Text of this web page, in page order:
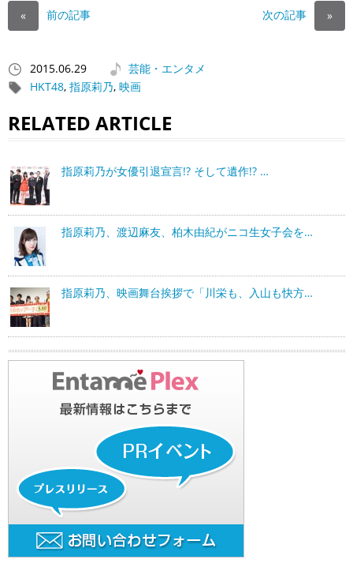
« 前の記事 次の記事 »
2015.06.29
芸能・エンタメ
HKT48, 指原莉乃, 映画
RELATED ARTICLE
指原莉乃が女優引退宣言!? そして遺作!? …
指原莉乃、渡辺麻友、柏木由紀がニコ生女子会を…
指原莉乃、映画舞台挨拶で「川栄も、入山も快方…